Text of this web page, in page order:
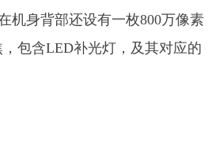
机身背部还设有一枚800万像素
包含LED补光灯，及其对应的